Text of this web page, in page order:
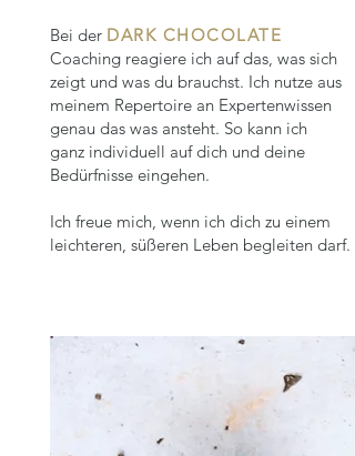
Bei der DARK CHOCOLATE
Coaching reagiere ich auf das, was sich
zeigt und was du brauchst. Ich nutze aus
meinem Repertoire an Expertenwissen
genau das was ansteht. So kann ich
ganz individuell auf dich und deine
Bedürfnisse eingehen.
Ich freue mich, wenn ich dich zu einem
leichteren, süßeren Leben begleiten darf.